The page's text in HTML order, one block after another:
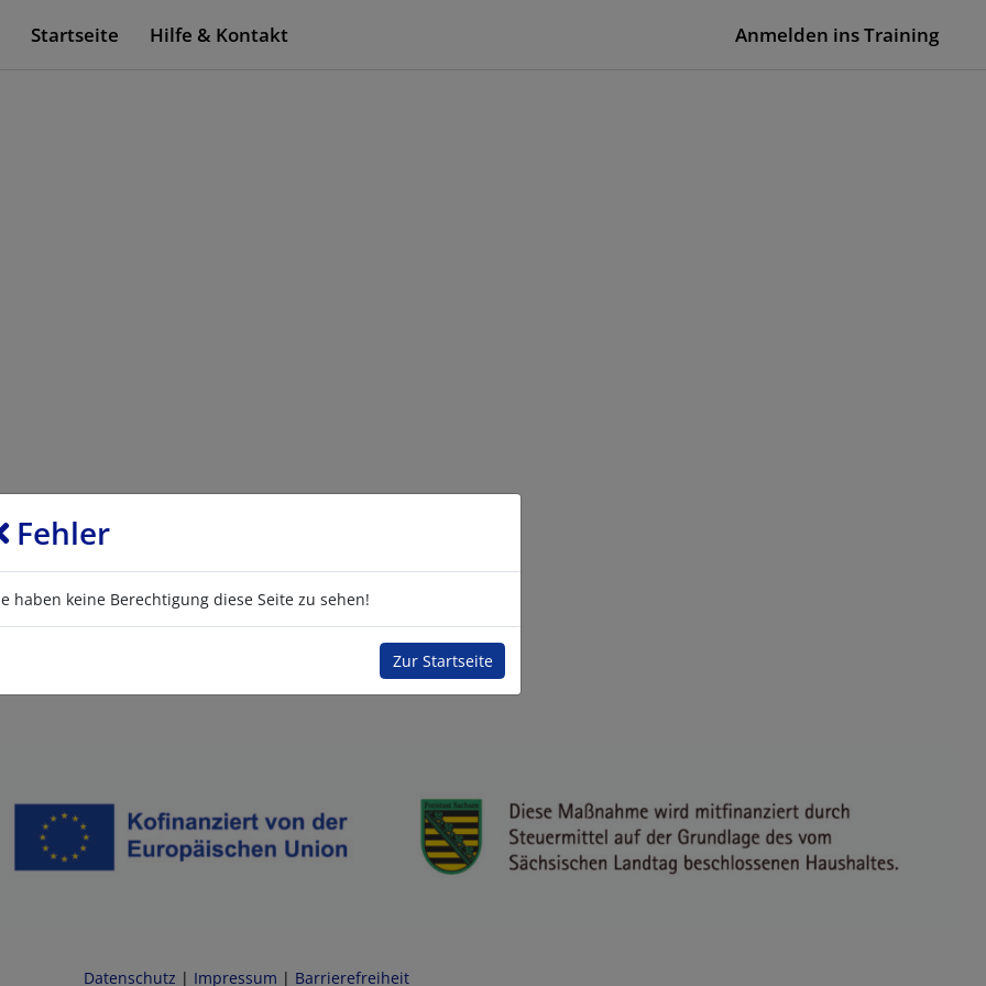
Startseite Hilfe & Kontakt Anmelden ins Training
Fehler
haben keine Berechtigung diese Seite zu sehen!
Zur Startseite
Datenschutz | Impressum | Barrierefreiheit